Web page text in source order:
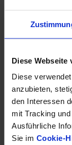
Diese Webseite
Diese
anzubieten,
den Interessen
mit Tracking
Ausführliche
Sie im Cookie-